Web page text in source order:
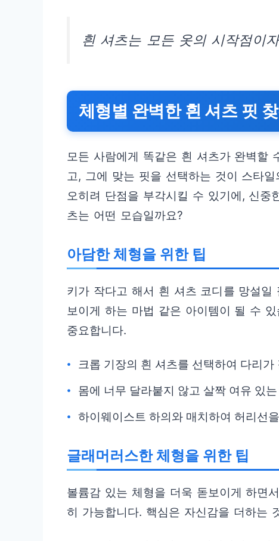
흰 셔츠는 모든 옷의 시작점이
체형별 완벽한 흰 셔츠 핏
모든 사람에게 똑같은 흰 셔츠가 완벽할
고, 그에 맞는 핏을 선택하는 것이 스타
오히려 단점을 부각시킬 수 있기에, 신중
츠는 어떤 모습일까요?
아담한 체형을 위한 팁
키가 작다고 해서 흰 셔츠 코디를 망설
보이게 하는 마법 같은 아이템이 될 수
중요합니다.
크롭 기장의 흰 셔츠를 선택하여 다리
몸에 너무 달라붙지 않고 살짝 여유 있
하이웨이스트 하의와 매치하여 허리선
글래머러스한 체형을 위한 팁
볼륨감 있는 체형을 더욱 돋보이게 하면
히 가능합니다. 핵심은 자신감을 더하는